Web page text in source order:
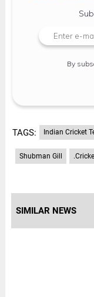
By
TAGS: Indian Cricket
Shubman Gill
SIMILAR NEWS